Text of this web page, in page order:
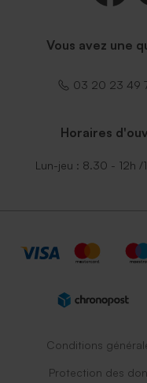
Vous avez une
03 20 23 49
Horaires
Lun-jeu : 8.30 - 12h /
Conditions
Protection des